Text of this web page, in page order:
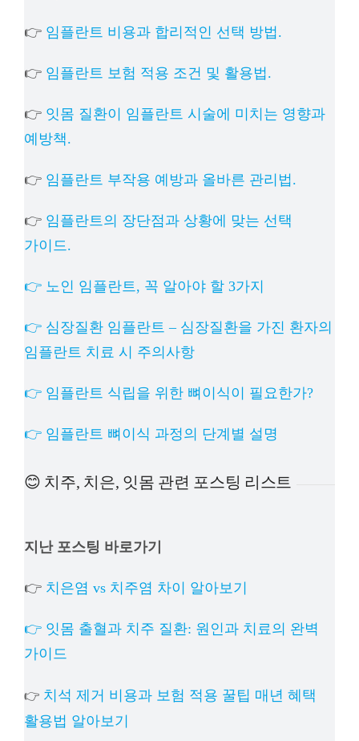
👉 임플란트 비용과 합리적인 선택 방법.
👉 임플란트 보험 적용 조건 및 활용법.
👉 잇몸 질환이 임플란트 시술에 미치는 영향과
예방책.
👉 임플란트 부작용 예방과 올바른 관리법.
👉 임플란트의 장단점과 상황에 맞는 선택
가이드.
👉 노인 임플란트, 꼭 알아야 할 3가지
👉 심장질환 임플란트 – 심장질환을 가진 환자의
임플란트 치료 시 주의사항
👉 임플란트 식립을 위한 뼈이식이 필요한가?
👉 임플란트 뼈이식 과정의 단계별 설명
😊 치주, 치은, 잇몸 관련 포스팅 리스트
지난 포스팅 바로가기
👉 치은염 vs 치주염 차이 알아보기
👉 잇몸 출혈과 치주 질환: 원인과 치료의 완벽
가이드
👉 치석 제거 비용과 보험 적용 꿀팁 매년 혜택
활용법 알아보기